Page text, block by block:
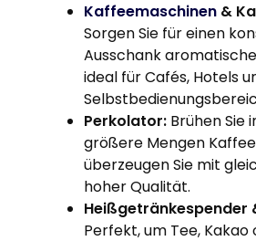
Kaffeemaschinen &
Sorgen Sie für einen
Ausschank
ideal für Cafés, Hotels
Perkolator: Brühen Sie
größere Mengen
überzeugen Sie mit
hoher Qualität.
Heißgetränkespender
Perfekt, um Tee, Kakao